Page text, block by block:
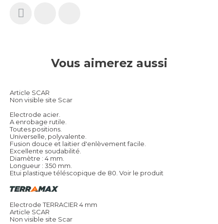
Vous aimerez aussi
Article SCAR
Non visible site Scar
Electrode acier.
A enrobage rutile.
Toutes positions.
Universelle, polyvalente.
Fusion douce et laitier d'enlèvement facile.
Excellente soudabilité.
Diamètre : 4 mm.
Longueur : 350 mm.
Etui plastique téléscopique de 80. Voir le produit
Electrode TERRACIER 4 mm
Article SCAR
Non visible site Scar